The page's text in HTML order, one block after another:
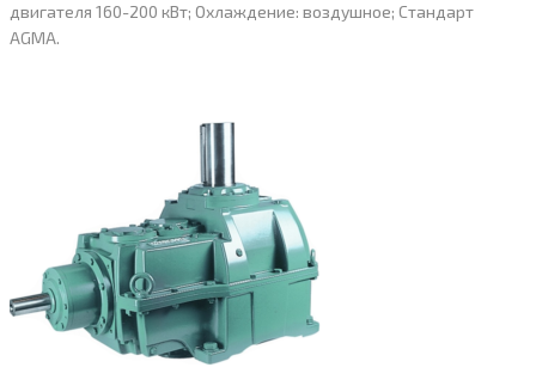
двигателя 160-200 кВт; Охлаждение: воздушное; Стандарт
AGMA.